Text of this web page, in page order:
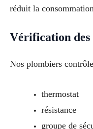
réduit la
Vérification des
Nos plombiers
thermostat
résistance
groupe de